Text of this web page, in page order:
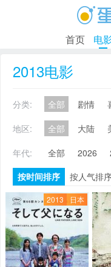
首页 电
2013电影
分类: 全部 剧情
地区:
全部 大陆
年代:
全部 2026
按时间排序
按人气排
2013 日本